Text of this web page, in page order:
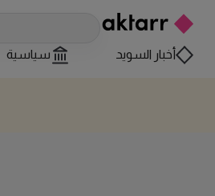
أخبار السويد سياسية